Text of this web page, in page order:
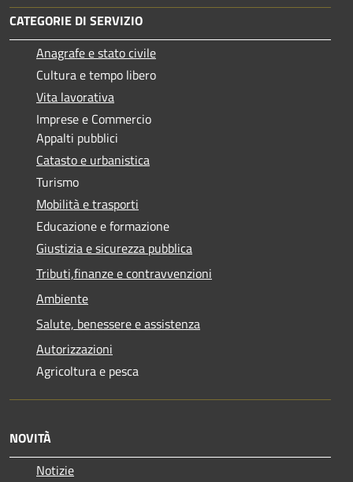
CATEGORIE DI SERVIZIO
Anagrafe e stato civile
Cultura e tempo libero
Vita lavorativa
Imprese e Commercio
Appalti pubblici
Catasto e urbanistica
Turismo
Mobilità e trasporti
Educazione e formazione
Giustizia e sicurezza pubblica
Tributi,finanze e contravvenzioni
Ambiente
Salute, benessere e assistenza
Autorizzazioni
Agricoltura e pesca
NOVITÀ
Notizie